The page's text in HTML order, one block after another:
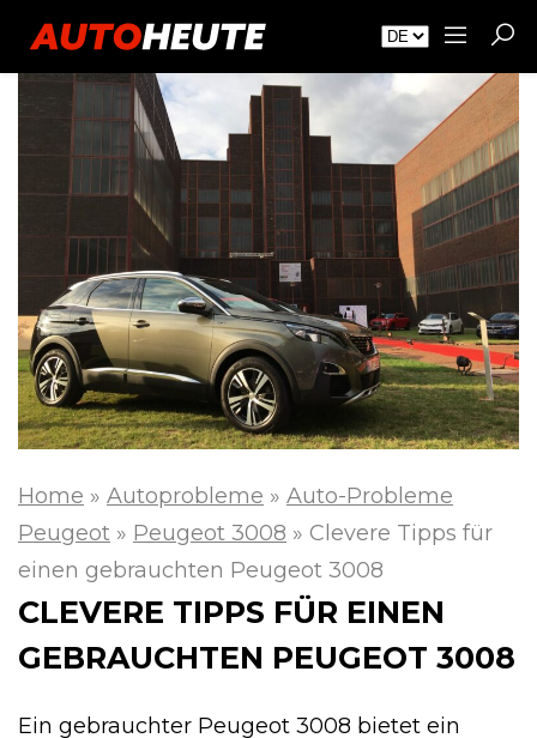
Home » Autoprobleme » Auto-Probleme
Peugeot » Peugeot 3008 » Clevere Tipps für
einen gebrauchten Peugeot 3008
CLEVERE TIPPS FÜR EINEN
GEBRAUCHTEN PEUGEOT 3008
Ein gebrauchter Peugeot 3008 bietet ein